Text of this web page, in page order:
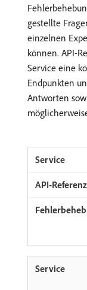
gestellte
einzelnen
können. API-
Service eine
Endpunkten
Antworten